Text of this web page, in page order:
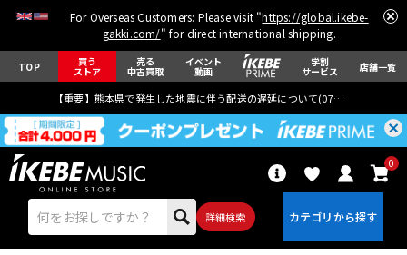
For Overseas Customers: Please visit "https://global.ikebe-
gakki.com/" for direct international shipping.
TOP 買う
ストア
売る
中古買取
イベント
動画
学割
サービス 店舗一覧
【重要】熊本県で発生した地震に伴う配送の遅延について(07月29日
詳細検索
0